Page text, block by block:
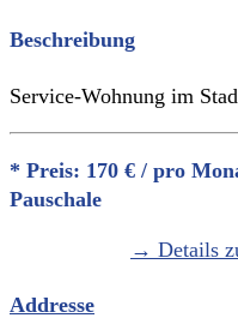
Beschreibung
Service-Wohnung im
* Preis: 170 € / pro
Pauschale
→ Details
Addresse